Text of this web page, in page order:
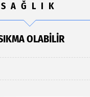
SAĞLIK
OLABILIR